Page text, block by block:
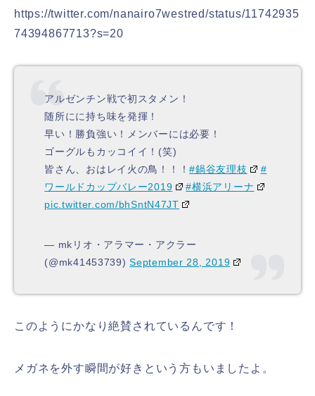
https://twitter.com/nanairo7westred/status/11742935
74394867713?s=20
アルゼンチン戦で初スタメン！
随所にに持ち味を発揮！
早い！勝負強い！メンバーには必要！
ゴーグルもカッコイイ！(笑)
皆さん、おはレイ火の鳥！！！#鍋谷友理枝
#
ワールドカップバレー2019
#横浜アリーナ
pic.twitter.com/bhSntN47JT
— mkリオ・アラマー・アクラー
(@mk41453739)September 28, 2019
このようにかなり絶賛されているんです！
メガネを外す瞬間が好きという方もいましたよ。